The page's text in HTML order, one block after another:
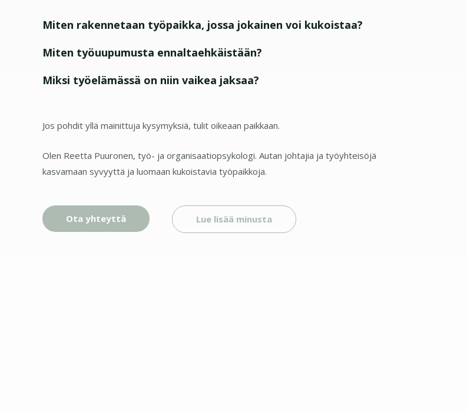
Miten rakennetaan työpaikka, jossa jokainen voi kukoistaa?
Miten työuupumusta ennaltaehkäistään?
Miksi työelämässä on niin vaikea jaksaa?
Jos pohdit yllä mainittuja kysymyksiä, tulit oikeaan paikkaan.
Olen Reetta Puuronen, työ- ja organisaatiopsykologi. Autan johtajia ja työyhteisöjä
kasvamaan syvyyttä ja luomaan kukoistavia työpaikkoja.
Ota yhteyttä Lue lisää minusta